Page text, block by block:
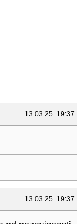
13.03.25. 19:37
13.03.25. 19:37